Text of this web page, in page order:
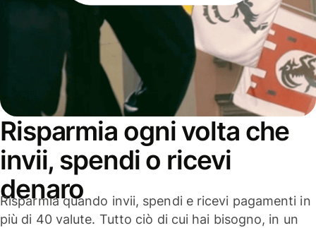
Risparmia ogni volta che
invii, spendi o ricevi
denaro
Risparmia quando invii, spendi e ricevi pagamenti in
più di 40 valute. Tutto ciò di cui hai bisogno, in un